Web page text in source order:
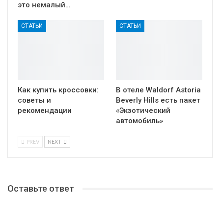
это немалый…
СТАТЬИ
Как купить кроссовки:
советы и
рекомендации
СТАТЬИ
В отеле Waldorf Astoria
Beverly Hills есть пакет
«Экзотический
автомобиль»
PREV NEXT
Оставьте ответ